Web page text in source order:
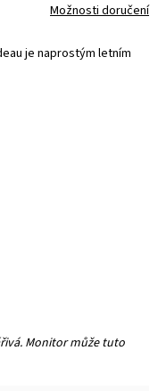
Možnosti doručení
je naprostým letním
Monitor může tuto